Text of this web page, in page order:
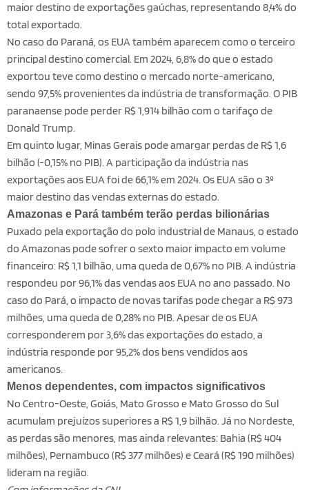
maior destino de exportações gaúchas, representando 8,4% do
total exportado.
No caso do Paraná, os EUA também aparecem como o terceiro
principal destino comercial. Em 2024, 6,8% do que o estado
exportou teve como destino o mercado norte-americano,
sendo 97,5% provenientes da indústria de transformação. O PIB
paranaense pode perder R$ 1,914 bilhão com o tarifaço de
Donald Trump.
Em quinto lugar, Minas Gerais pode amargar perdas de R$ 1,6
bilhão (-0,15% no PIB). A participação da indústria nas
exportações aos EUA foi de 66,1% em 2024. Os EUA são o 3º
maior destino das vendas externas do estado.
Amazonas e Pará também terão perdas bilionárias
Puxado pela exportação do polo industrial de Manaus, o estado
do Amazonas pode sofrer o sexto maior impacto em volume
financeiro: R$ 1,1 bilhão, uma queda de 0,67% no PIB. A indústria
respondeu por 96,1% das vendas aos EUA no ano passado. No
caso do Pará, o impacto de novas tarifas pode chegar a R$ 973
milhões, uma queda de 0,28% no PIB. Apesar de os EUA
corresponderem por 3,6% das exportações do estado, a
indústria responde por 95,2% dos bens vendidos aos
americanos.
Menos dependentes, com impactos significativos
No Centro-Oeste, Goiás, Mato Grosso e Mato Grosso do Sul
acumulam prejuízos superiores a R$ 1,9 bilhão. Já no Nordeste,
as perdas são menores, mas ainda relevantes: Bahia (R$ 404
milhões), Pernambuco (R$ 377 milhões) e Ceará (R$ 190 milhões)
lideram na região.